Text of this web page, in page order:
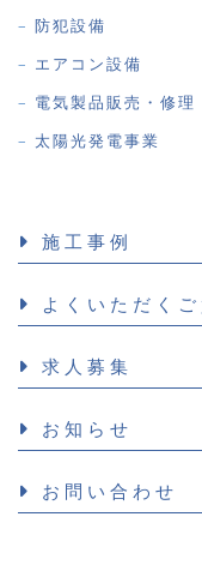
防犯設備
エアコン設備
電気製品販売・修理
太陽光発電事業
施工事例
よくいただくご
求人募集
お知らせ
お問い合わせ